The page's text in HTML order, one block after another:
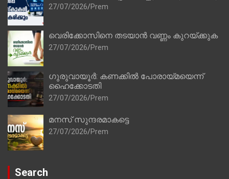
27/07/2026 Prem
വെരിക്കോസിനെ തടയാൻ വണ്ണം കുറയ്ക്കുക
27/07/2026 Prem
ഗുരുവായൂർ: കണക്കിൽ പോരായ്മയെന്ന്
ഹൈക്കോടതി
27/07/2026 Prem
മനസ് സുന്ദരമാകട്ടെ
27/07/2026 Prem
Search